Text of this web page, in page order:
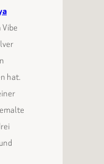
hat.